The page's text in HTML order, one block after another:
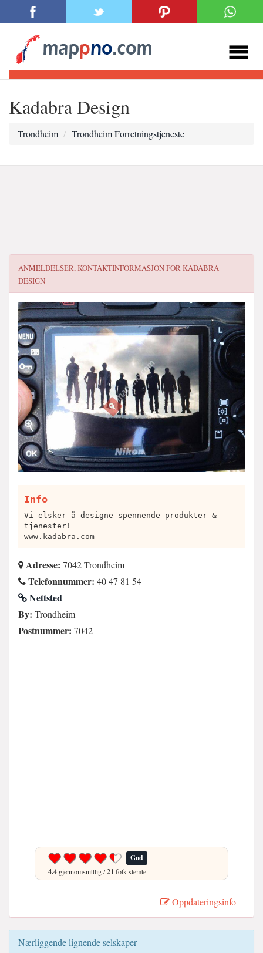
Kadabra Design
Trondheim Trondheim Forretningstjeneste
ANMELDELSER, KONTAKTINFORMASJON FORKADABRA
DESIGN
Info
Vi elsker å designe spennende produkter &
tjenester!
www.kadabra.com
Adresse: 7042 Trondheim
Telefonnummer: 40 47 81 54
Nettsted
By: Trondheim
Postnummer: 7042
God
4.4 gjennomsnittlig /21 folk stemte.
Oppdateringsinfo
Nærliggende lignende selskaper